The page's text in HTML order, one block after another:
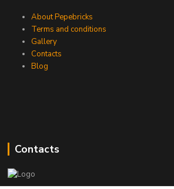
About Pepebricks
Terms and conditions
Gallery
Contacts
Blog
Contacts